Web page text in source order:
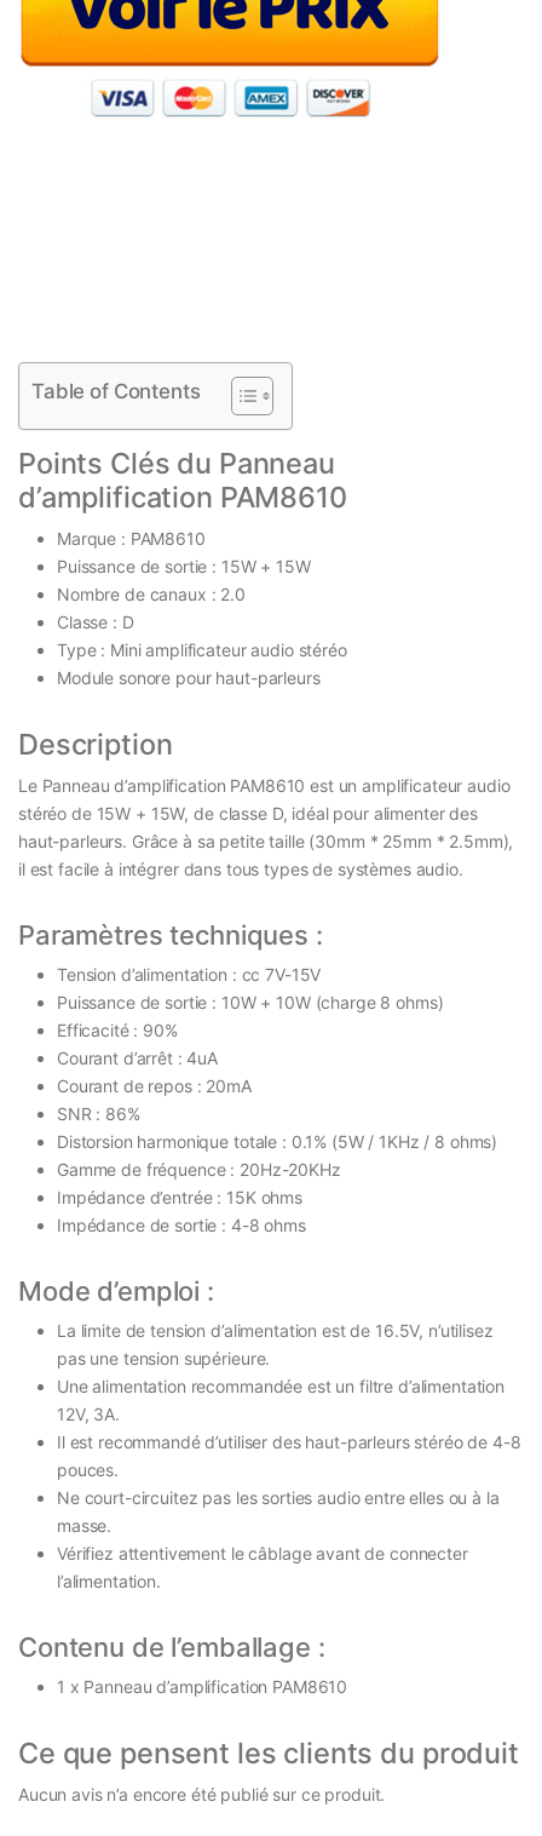
Table of Contents
Points Clés du Panneau
d’amplification PAM8610
Marque : PAM8610
Puissance de sortie : 15W + 15W
Nombre de canaux : 2.0
Classe : D
Type : Mini amplificateur audio stéréo
Module sonore pour haut-parleurs
Description
Le Panneau d’amplification PAM8610 est un amplificateur audio
stéréo de 15W + 15W, de classe D, idéal pour alimenter des
haut-parleurs. Grâce à sa petite taille (30mm * 25mm * 2.5mm),
il est facile à intégrer dans tous types de systèmes audio.
Paramètres techniques :
Tension d’alimentation : cc 7V-15V
Puissance de sortie : 10W + 10W (charge 8 ohms)
Efficacité : 90%
Courant d’arrêt : 4uA
Courant de repos : 20mA
SNR : 86%
Distorsion harmonique totale : 0.1% (5W / 1KHz / 8 ohms)
Gamme de fréquence : 20Hz-20KHz
Impédance d’entrée : 15K ohms
Impédance de sortie : 4-8 ohms
Mode d’emploi :
La limite de tension d’alimentation est de 16.5V, n’utilisez
pas une tension supérieure.
Une alimentation recommandée est un filtre d’alimentation
12V, 3A.
Il est recommandé d’utiliser des haut-parleurs stéréo de 4-8
pouces.
Ne court-circuitez pas les sorties audio entre elles ou à la
masse.
Vérifiez attentivement le câblage avant de connecter
l’alimentation.
Contenu de l’emballage :
1 x Panneau d’amplification PAM8610
Ce que pensent les clients du produit
Aucun avis n’a encore été publié sur ce produit.